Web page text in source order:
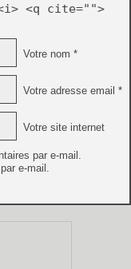
<i> <q cite="">
Votre nom *
Votre adresse email *
Votre site internet
par e-mail.
e-mail.